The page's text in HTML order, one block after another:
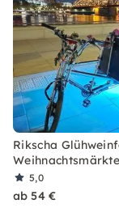
Rikscha
5,0
ab 54 €